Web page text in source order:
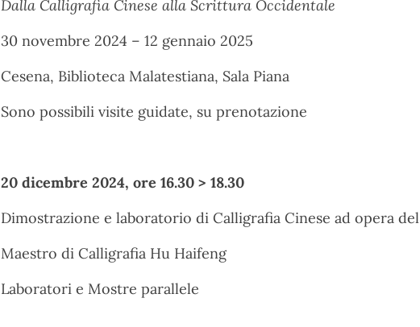
Dalla Calligrafia Cinese alla Scrittura Occidentale
30 novembre 2024 – 12 gennaio 2025
Cesena, Biblioteca Malatestiana, Sala Piana
Sono possibili visite guidate, su prenotazione
20 dicembre 2024, ore 16.30 > 18.30
Dimostrazione e laboratorio di Calligrafia Cinese ad opera del
Maestro di Calligrafia Hu Haifeng
Laboratori e Mostre parallele